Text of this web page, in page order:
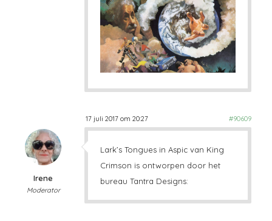
17 juli 2017 om 20:27 #90609
Irene
Moderator
Lark’s Tongues in Aspic van King
Crimson is ontworpen door het
bureau Tantra Designs: